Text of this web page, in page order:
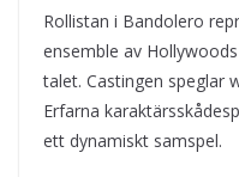
Rollistan i Bandolero
ensemble av
talet. Castingen speglar
Erfarna
ett dynamiskt samspel.